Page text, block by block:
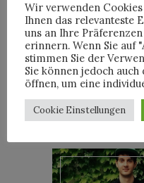
Wir verwenden
Ihnen das relevanteste
uns an Ihre
erinnern. Wenn Sie auf
stimmen Sie der
Sie können jedoch auch
öffnen, um eine
Cookie Einstellungen